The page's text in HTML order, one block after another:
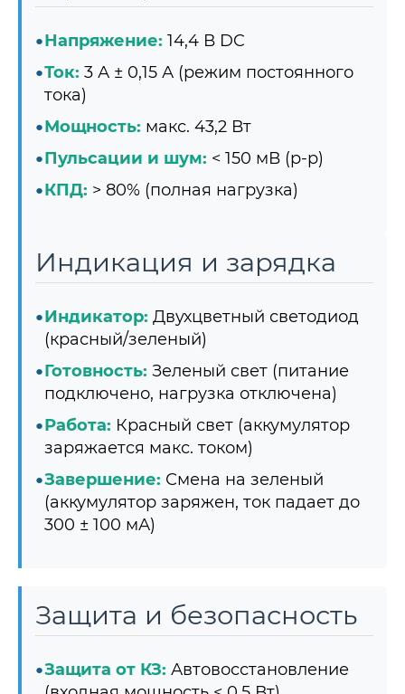
Напряжение: 14,4 В DC
Ток: 3 А ± 0,15 А (режим постоянного
тока)
Мощность: макс. 43,2 Вт
Пульсации и шум: < 150 мВ (p-p)
КПД: > 80% (полная нагрузка)
Индикация и зарядка
Индикатор: Двухцветный светодиод
(красный/зеленый)
Готовность: Зеленый свет (питание
подключено, нагрузка отключена)
Работа: Красный свет (аккумулятор
заряжается макс. током)
Завершение: Смена на зеленый
(аккумулятор заряжен, ток падает до
300 ± 100 мА)
Защита и безопасность
Защита от КЗ: Автовосстановление